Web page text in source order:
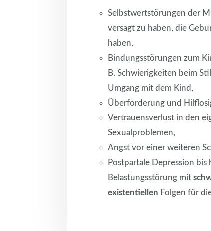
Selbstwertstörungen der
versagt zu haben, die
haben,
Bindungsstörungen zum
B. Schwierigkeiten beim
Umgang mit dem Kind,
Überforderung und
Vertrauensverlust in den
Sexualproblemen,
Angst vor einer weiteren
Postpartale Depression
Belastungsstörung mit
existentiellen Folgen für